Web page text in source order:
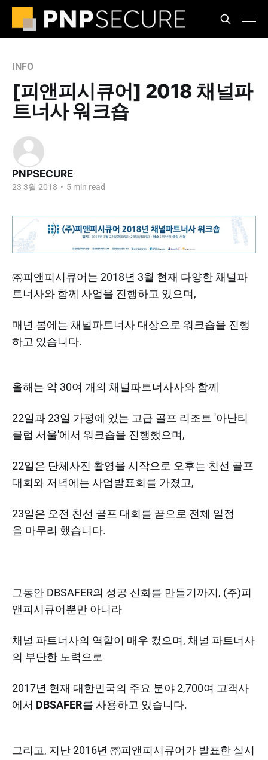
INFO
[피앤피시큐어] 2018 채널파
트너사 워크숍
PNPSECURE
23 3월 2018 • 5 min read
㈜피앤피시큐어는 2018년 3월 현재 다양한 채널파
트너사와 함께 사업을 진행하고 있으며,
​매년 봄에는 채널파트너사 대상으로 워크숍을 진행
하고 있습니다.
올해는 약 30여 개의 채널파트너사사와 함께
22일과 23일 가평에 있는 고급 골프 리조트 '아난티
클럽 서울'에서 워크숍을 진행했으며,​
22일은 단체사진 촬영을 시작으로 오후는 친선 골프
대회와 저녁에는 사업발표회를 가졌고,
23일은 오전 친선 골프 대회를 끝으로 전체 일정
을 마무리 했습니다.
그동안 DBSAFER의 성공 신화를 만들기까지, (주)피
앤피시큐어뿐만 아니라
채널 파트너사의 역할이 매우 컸으며, 채널 파트너사
의 부단한 노력으로
​2017년 현재 대한민국의 주요 분야 2,700여 고객사
에서 DBSAFER를 사용하고 있습니다.
그리고, 지난 2016년 ㈜피앤피시큐어가 발표한 실시